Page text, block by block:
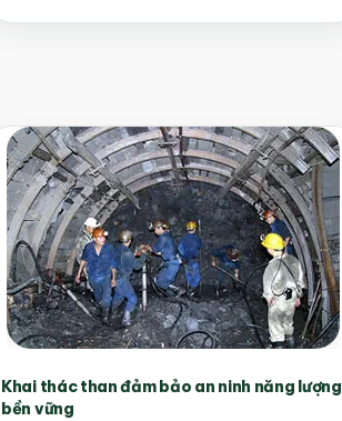
Khai thác than đảm bảo an ninh năng lượng
bền vững